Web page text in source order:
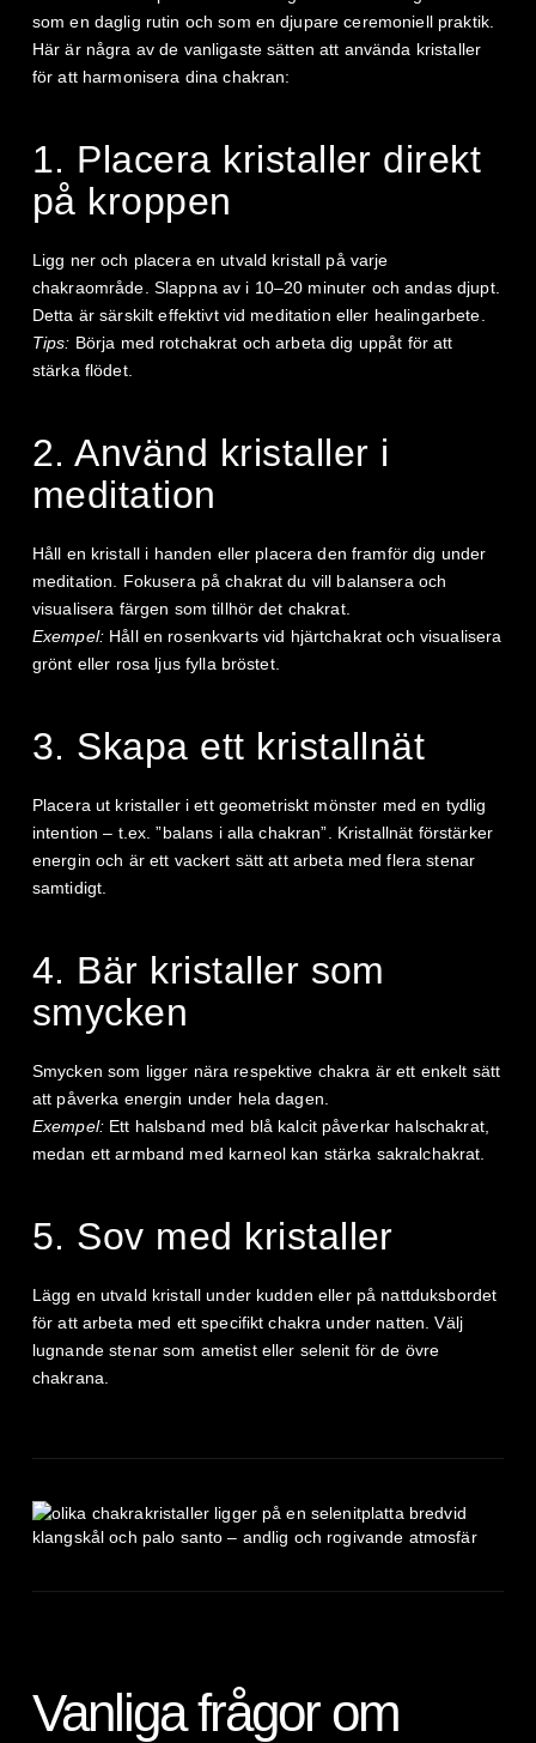
som en daglig rutin och som en djupare ceremoniell praktik.
Här är några av de vanligaste sätten att använda kristaller
för att harmonisera dina chakran:
1. Placera kristaller direkt
på kroppen
Ligg ner och placera en utvald kristall på varje
chakraområde. Slappna av i 10–20 minuter och andas djupt.
Detta är särskilt effektivt vid meditation eller healingarbete.
Tips: Börja med rotchakrat och arbeta dig uppåt för att
stärka flödet.
2. Använd kristaller i
meditation
Håll en kristall i handen eller placera den framför dig under
meditation. Fokusera på chakrat du vill balansera och
visualisera färgen som tillhör det chakrat.
Exempel: Håll en rosenkvarts vid hjärtchakrat och visualisera
grönt eller rosa ljus fylla bröstet.
3. Skapa ett kristallnät
Placera ut kristaller i ett geometriskt mönster med en tydlig
intention – t.ex. ”balans i alla chakran”. Kristallnät förstärker
energin och är ett vackert sätt att arbeta med flera stenar
samtidigt.
4. Bär kristaller som
smycken
Smycken som ligger nära respektive chakra är ett enkelt sätt
att påverka energin under hela dagen.
Exempel: Ett halsband med blå kalcit påverkar halschakrat,
medan ett armband med karneol kan stärka sakralchakrat.
5. Sov med kristaller
Lägg en utvald kristall under kudden eller på nattduksbordet
för att arbeta med ett specifikt chakra under natten. Välj
lugnande stenar som ametist eller selenit för de övre
chakrana.
Vanliga frågor om